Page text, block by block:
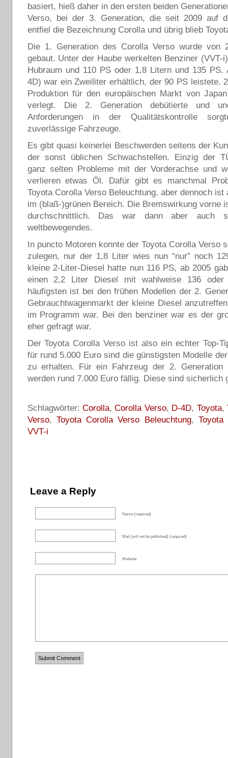
basiert, hieß daher in den ersten beiden
Verso, bei der 3. Generation, die seit 2009 auf
entfiel die Bezeichnung Corolla und übrig blieb
Die 1. Generation des Corolla Verso wurde von
gebaut. Unter der Haube werkelten Benziner (VVT-
Hubraum und 110 PS oder 1,8 Litern und 135 PS.
4D) war ein Zweiliter erhältlich, der 90 PS leistete.
Produktion für den europäischen Markt von
verlegt. Die 2. Generation debütierte und
Anforderungen in der Qualitätskontrolle
zuverlässige Fahrzeuge.
Es gibt quasi keinerlei Beschwerden seitens der
der sonst üblichen Schwachstellen. Einzig der
ganz selten Probleme mit der Vorderachse und
verlieren etwas Öl. Dafür gibt es manchmal
Toyota Corolla Verso Beleuchtung, aber dennoch ist
im (blaß-)grünen Bereich. Die Bremswirkung vorne
durchschnittlich. Das war dann aber auch
weltbewegendes.
In puncto Motoren konnte der Toyota Corolla Verso
zulegen, nur der 1,8 Liter wies nun “nur” noch
kleine 2-Liter-Diesel hatte nun 116 PS, ab 2005
einen 2,2 Liter Diesel mit wahlweise 136
häufigsten ist bei den frühen Modellen der 2.
Gebrauchtwagenmarkt der kleine Diesel
im Programm war. Bei den benziner war es der
eher gefragt war.
Der Toyota Corolla Verso ist also ein echter Top-
für rund 5.000 Euro sind die günstigsten Modelle
zu erhalten. Für ein Fahrzeug der 2. Generation
werden rund 7.000 Euro fällig. Diese sind sicherlich
Schlagwörter: Corolla,Corolla Verso, D-4D, Toyota,
Verso, Toyota Corolla Verso Beleuchtung, Toyota
VVT-i
Leave a Reply
Name (required)
Mail (will not be published) (required)
Website